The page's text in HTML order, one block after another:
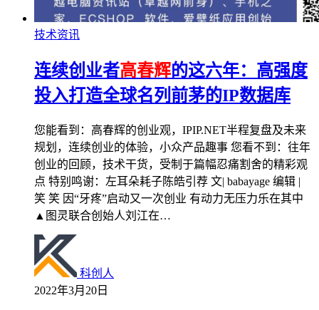
技术资讯
连续创业者高春辉的这六年：高强度
投入打造全球名列前茅的IP数据库
您能看到：高春辉的创业观，IPIP.NET半程复盘及未来
规划，连续创业的体验，小众产品趣事 您看不到：往年
创业的回顾，技术干货，受制于篇幅忍痛割舍的精彩观
点 特别鸣谢：左耳朵耗子陈皓引荐 文| babayage 编辑 |
笑 笑 因“牙疼”启动又一次创业 有动力无压力乐在其中
▲图灵联合创始人刘江在…
科创人
2022年3月20日